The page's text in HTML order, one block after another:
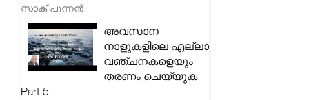
സാക് പുന്നൻ
അവസാന
നാളുകളിലെ എല്ലാ
വഞ്ചനകളെയും
തരണം ചെയ്യുക -
Part 5